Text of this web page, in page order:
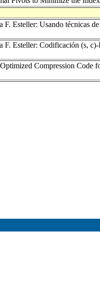
F. Esteller: Usando técnicas
F. Esteller: Codificación (s,
Compression Code